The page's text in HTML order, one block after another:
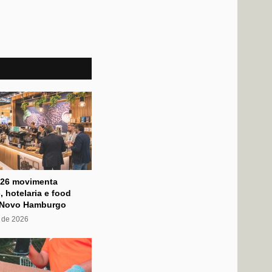
movimenta
hotelaria e food
Hamburgo
2026